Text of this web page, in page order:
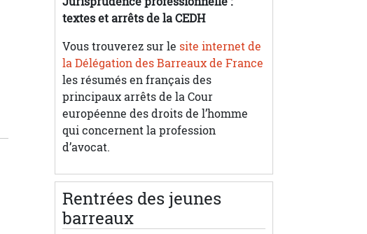
textes et arrêts de la CEDH
Vous trouverez sur le site internet de
la Délégation des Barreaux de France
les résumés en français des
principaux arrêts de la Cour
européenne des droits de l’homme
qui concernent la profession
d’avocat.
Rentrées des jeunes
barreaux